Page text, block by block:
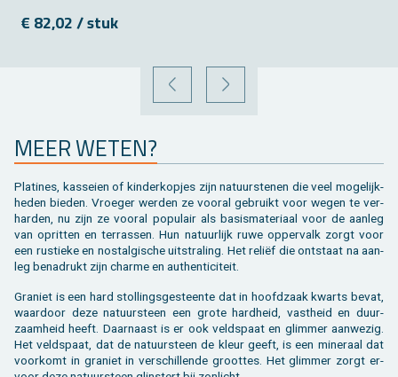
€ 82,02 / stuk
VORIGE VOLGENDE
MEER WETEN?
Pla­ti­nes, kas­sei­en of kin­der­kop­jes zijn na­tuur­ste­nen die veel mo­ge­lijk­
he­den bie­den. Vroe­ger wer­den ze voor­al ge­bruikt voor wegen te ver­
har­den, nu zijn ze voor­al po­pu­lair als ba­sis­ma­te­ri­aal voor de aan­leg
van op­rit­ten en ter­ras­sen. Hun na­tuur­lijk ruwe op­per­valk zorgt voor
een rus­tie­ke en nos­tal­gi­sche uit­stra­ling. Het reliëf die ont­staat na aan­
leg be­na­drukt zijn char­me en au­then­ti­ci­teit.
Gra­niet is een hard stol­lings­ge­steen­te dat in hoofd­zaak kwarts bevat,
waar­door deze na­tuur­steen een grote hard­heid, vast­heid en duur­
zaam­heid heeft. Daar­naast is er ook veld­spaat en glim­mer aan­we­zig.
Het veld­spaat, dat de na­tuur­steen de kleur geeft, is een mi­ne­raal dat
voor­komt in gra­niet in ver­schil­len­de groot­tes. Het glim­mer zorgt er­